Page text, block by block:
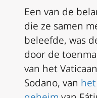
Een van de
die ze samen
beleefde, was
door de
van het
Sodano, van